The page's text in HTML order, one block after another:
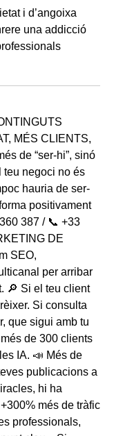
i d’angoixa
una addicció